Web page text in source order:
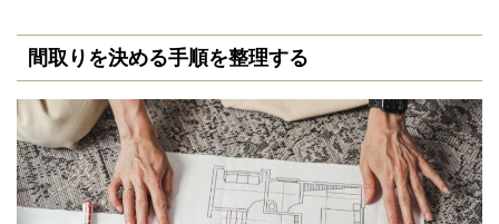
間取りを決める手順を整理する